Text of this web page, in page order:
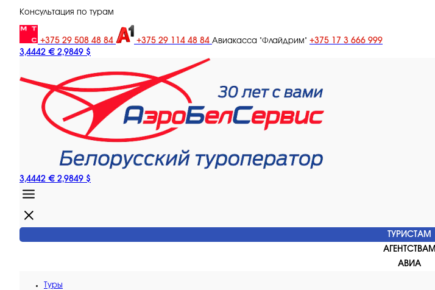
Консультация по турам
+375 29 508 48 84 +375 29 114 48 84 Авиакасса "Флайдрим" +375 17 3 666 999
3,4442 € 2,9849 $
3,4442 € 2,9849 $
ТУРИСТАМ
АГЕНТСТВАМ
АВИА
Туры